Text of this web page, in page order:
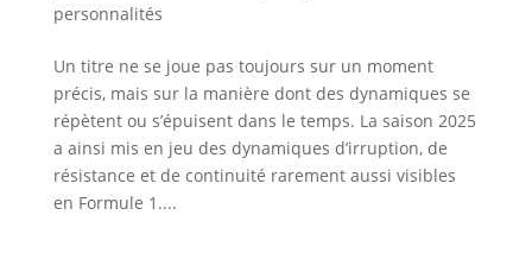
personnalités
Un titre ne se joue pas toujours sur un moment
précis, mais sur la manière dont des dynamiques se
répètent ou s’épuisent dans le temps. La saison 2025
a ainsi mis en jeu des dynamiques d’irruption, de
résistance et de continuité rarement aussi visibles
en Formule 1....